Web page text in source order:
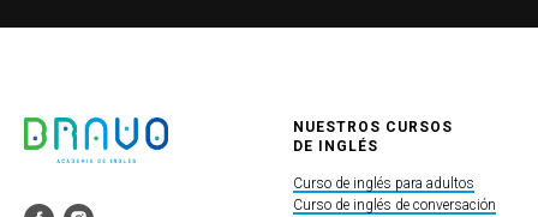
NUESTROS CURSOS
DE INGLÉS
Curso de inglés para adultos
Curso de inglés de conversación